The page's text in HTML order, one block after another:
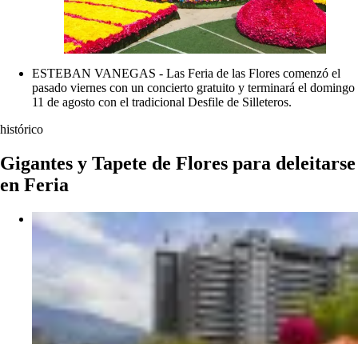
ESTEBAN VANEGAS - Las Feria de las Flores comenzó el
pasado viernes con un concierto gratuito y terminará el domingo
11 de agosto con el tradicional Desfile de Silleteros.
histórico
Gigantes y Tapete de Flores para deleitarse
en Feria